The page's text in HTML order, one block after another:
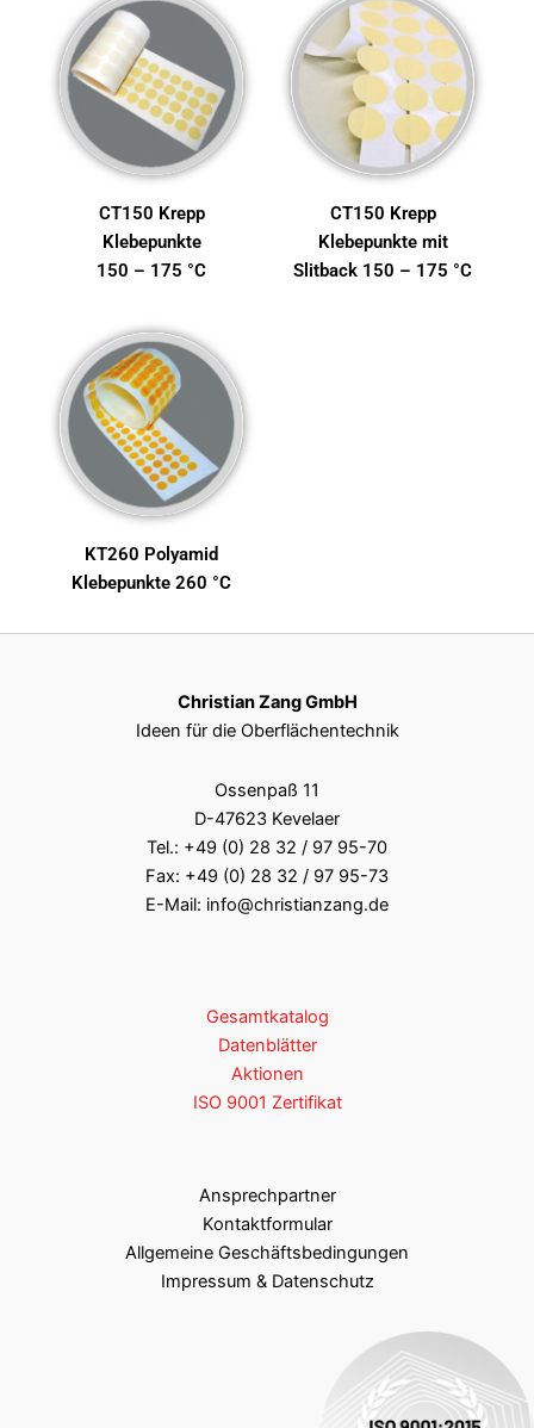
CT150 Krepp
Klebepunkte
150 – 175 °C
CT150 Krepp
Klebepunkte mit
Slitback 150 – 175 °C
KT260 Polyamid
Klebepunkte 260 °C
Christian Zang GmbH
Ideen für die Oberflächentechnik
Ossenpaß 11
D-47623 Kevelaer
Tel.: +49 (0) 28 32 / 97 95-70
Fax: +49 (0) 28 32 / 97 95-73
E-Mail: info@christianzang.de
Gesamtkatalog
Datenblätter
Aktionen
ISO 9001 Zertifikat
Ansprechpartner
Kontaktformular
Allgemeine Geschäftsbedingungen
Impressum & Datenschutz